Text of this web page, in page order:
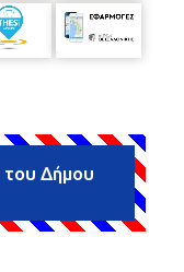
Δήμου